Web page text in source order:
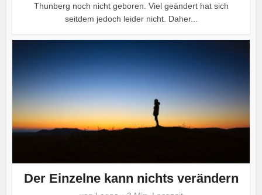
Thunberg noch nicht geboren. Viel geändert hat sich
seitdem jedoch leider nicht. Daher...
Der Einzelne kann nichts verändern